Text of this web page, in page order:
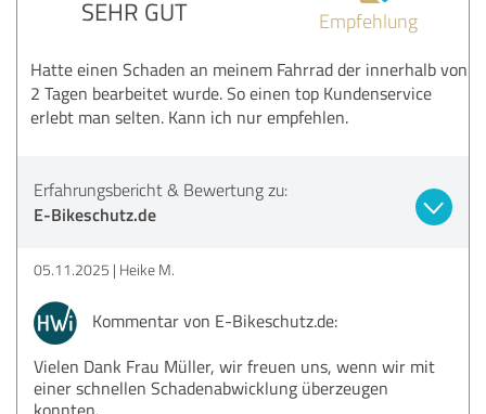
SEHR GUT Empfehlung
Hatte einen Schaden an meinem Fahrrad der innerhalb von
2 Tagen bearbeitet wurde. So einen top Kundenservice
erlebt man selten. Kann ich nur empfehlen.
Erfahrungsbericht & Bewertung zu:
E-Bikeschutz.de
05.11.2025 Heike M.
Kommentar von E-Bikeschutz.de:
Vielen Dank Frau Müller, wir freuen uns, wenn wir mit
einer schnellen Schadenabwicklung überzeugen